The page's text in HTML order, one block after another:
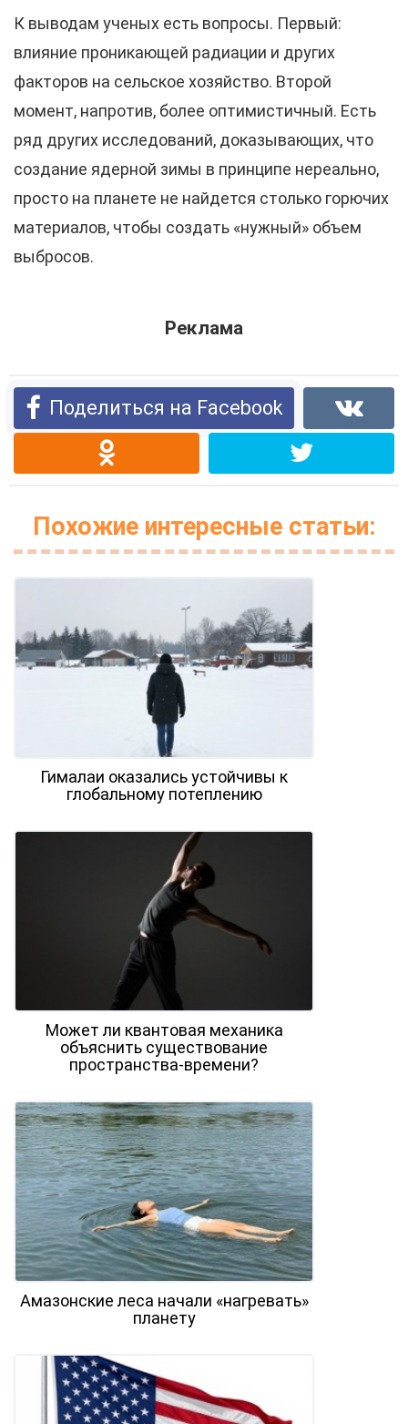
К выводам ученых есть вопросы. Первый:
влияние проникающей радиации и других
факторов на сельское хозяйство. Второй
момент, напротив, более оптимистичный. Есть
ряд других исследований, доказывающих, что
создание ядерной зимы в принципе нереально,
просто на планете не найдется столько горючих
материалов, чтобы создать «нужный» объем
выбросов.
Реклама
Поделиться на Facebook
Похожие интересные статьи:
Гималаи оказались устойчивы к
глобальному потеплению
Может ли квантовая механика
объяснить существование
пространства-времени?
Амазонские леса начали «нагревать»
планету